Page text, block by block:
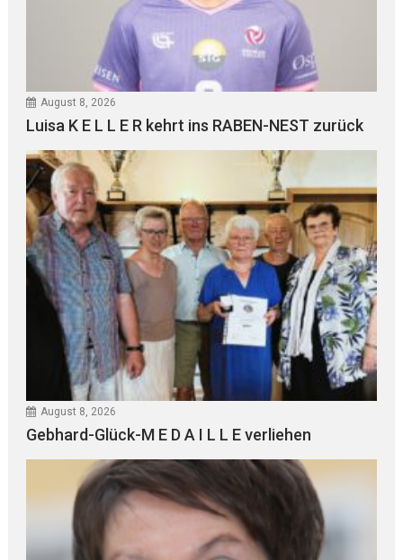
August 8, 2026
Luisa K E L L E R kehrt ins RABEN-NEST zurück
August 8, 2026
Gebhard-Glück-M E D A I L L E verliehen